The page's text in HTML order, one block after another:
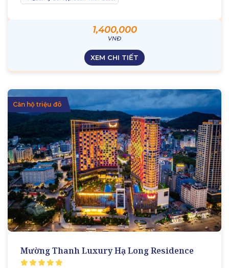
1,400,000
VNĐ
XEM CHI TIẾT
Căn hộ triệu đô
Mường Thanh Luxury Hạ Long Residence